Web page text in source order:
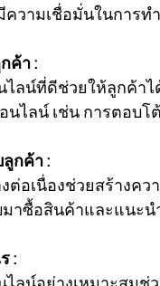
วามเชื่อมั่นในการ
ค้า :
ลน์ที่ดีช่วยให้ลูกค้าไ
ไลน์ เช่น การตอบ
กค้า :
ต่อเนื่องช่วยสร้าง
มาซื้อสินค้าและแนะ
: